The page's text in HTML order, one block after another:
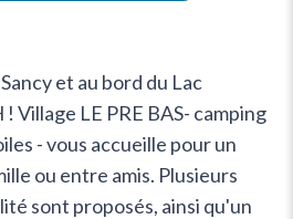
et au bord du Lac
Village LE PRE BAS- camping
- vous accueille pour un
ou entre amis. Plusieurs
sont proposés, ainsi qu'un